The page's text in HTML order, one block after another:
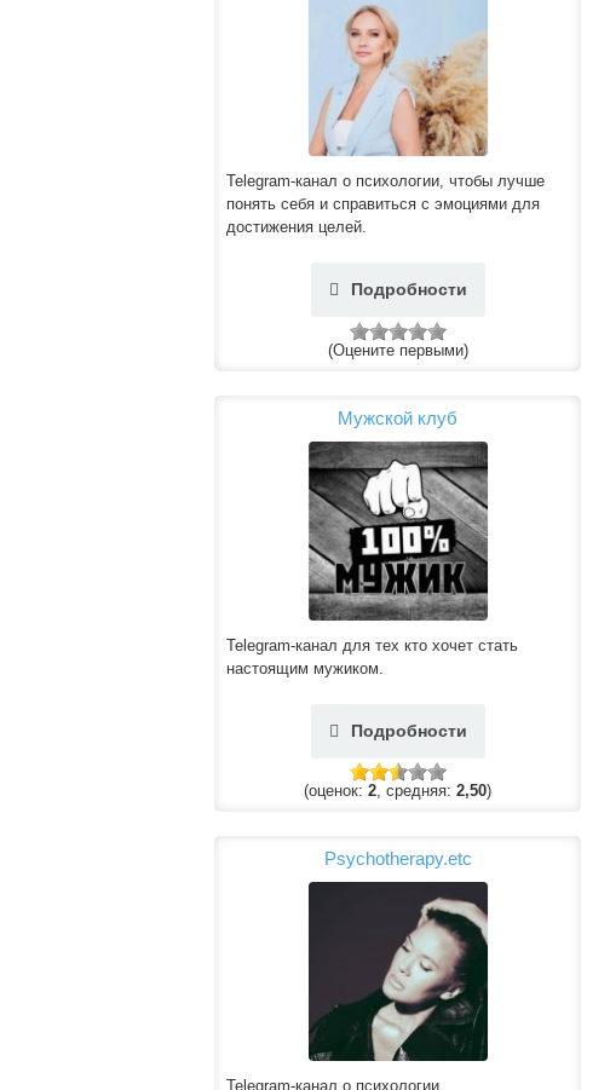
Telegram-канал о психологии, чтобы лучше
понять себя и справиться с эмоциями для
достижения целей.
Подробности
(Оцените первыми)
Мужской клуб
Telegram-канал для тех кто хочет стать
настоящим мужиком.
Подробности
(оценок: 2, средняя: 2,50)
Psychotherapy.etc
Telegram-канал о психологии.